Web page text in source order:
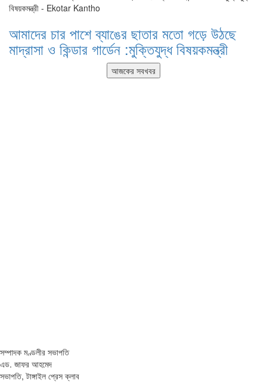
আমাদের চার পাশে ব্যাঙের ছাতার মতো গড়ে উঠছে
মাদ্রাসা ও কিন্ডার গার্ডেন :মুক্তিযুদ্ধ বিষয়কমন্ত্রী
সম্পাদক মণ্ডলীর সভাপতি
এড. জাফর আহমেদ
সভাপতি, টাঙ্গাইল প্রেস ক্লাব